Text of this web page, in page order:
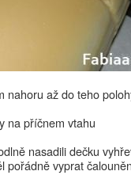
nahoru až do teho
na příčnem vtahu
nasadili dečku
pořádně vyprat